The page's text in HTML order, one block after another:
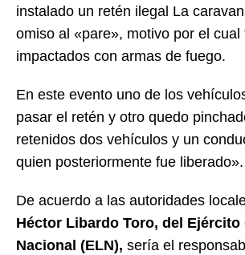
instalado un retén ilegal La
omiso al «pare», motivo por el cual
impactados con armas de fuego.
En este evento uno de los
pasar el retén y otro quedo
retenidos dos vehículos y un
quien posteriormente fue liberado».
De acuerdo a las autoridades
Héctor Libardo Toro, del Ejército
Nacional (ELN), sería el